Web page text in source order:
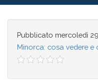
Pubblicato mercoledì
Minorca: cosa vedere e